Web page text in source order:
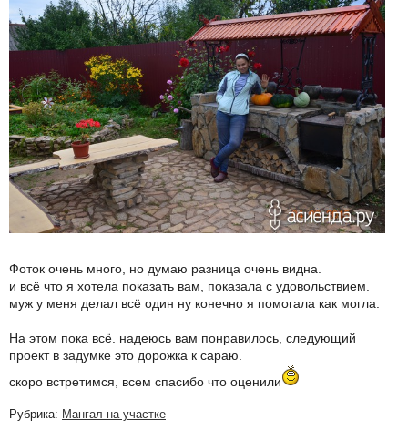
Фоток очень много, но думаю разница очень видна.
и всё что я хотела показать вам, показала с удовольствием.
муж у меня делал всё один ну конечно я помогала как могла.
На этом пока всё. надеюсь вам понравилось, следующий
проект в задумке это дорожка к сараю.
скоро встретимся, всем спасибо что оценили
Рубрика: Мангал на участке